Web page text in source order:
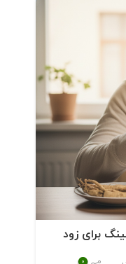
برای زود
0